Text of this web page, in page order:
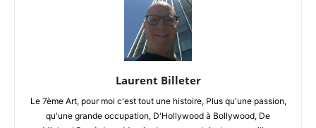
Laurent Billeter
Le 7ème Art, pour moi c'est tout une histoire, Plus qu'une passion,
qu'une grande occupation, D'Hollywood à Bollywood, De